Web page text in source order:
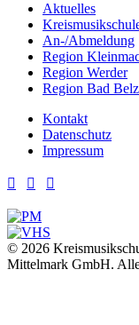
Aktuelles
An-/Abmeldung
Region
Region Werder
Region Bad
Kontakt
Datenschutz
Impressum
  
© 2026
Mittelmark GmbH.